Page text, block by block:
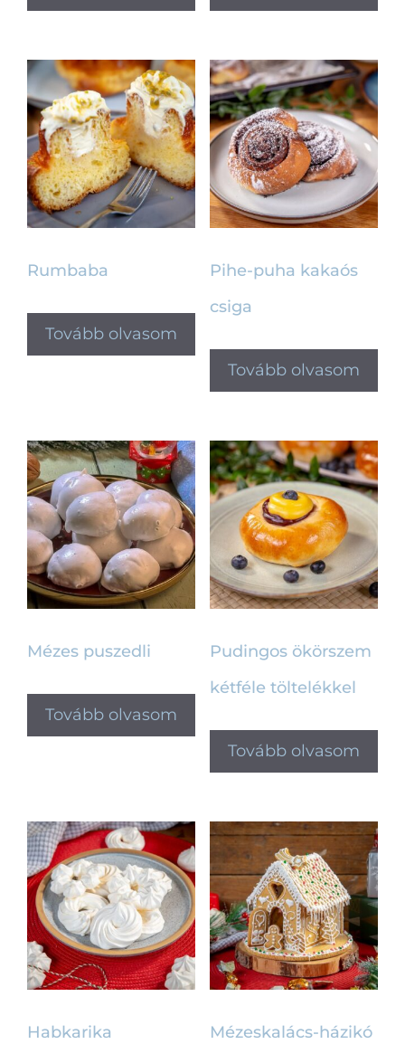
Rumbaba
Tovább olvasom
Pihe-puha kakaós
csiga
Tovább olvasom
Mézes puszedli
Tovább olvasom
Pudingos ökörszem
kétféle töltelékkel
Tovább olvasom
Habkarika Mézeskalács-házikó